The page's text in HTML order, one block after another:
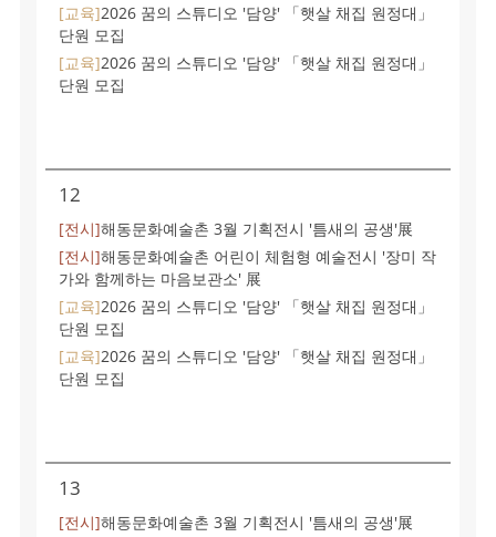
[교육]2026 꿈의 스튜디오 '담양' 「햇살 채집 원정대」
단원 모집
[교육]2026 꿈의 스튜디오 '담양' 「햇살 채집 원정대」
단원 모집
12
[전시]해동문화예술촌 3월 기획전시 '틈새의 공생'展
[전시]해동문화예술촌 어린이 체험형 예술전시 '장미 작
가와 함께하는 마음보관소' 展
[교육]2026 꿈의 스튜디오 '담양' 「햇살 채집 원정대」
단원 모집
[교육]2026 꿈의 스튜디오 '담양' 「햇살 채집 원정대」
단원 모집
13
[전시]해동문화예술촌 3월 기획전시 '틈새의 공생'展